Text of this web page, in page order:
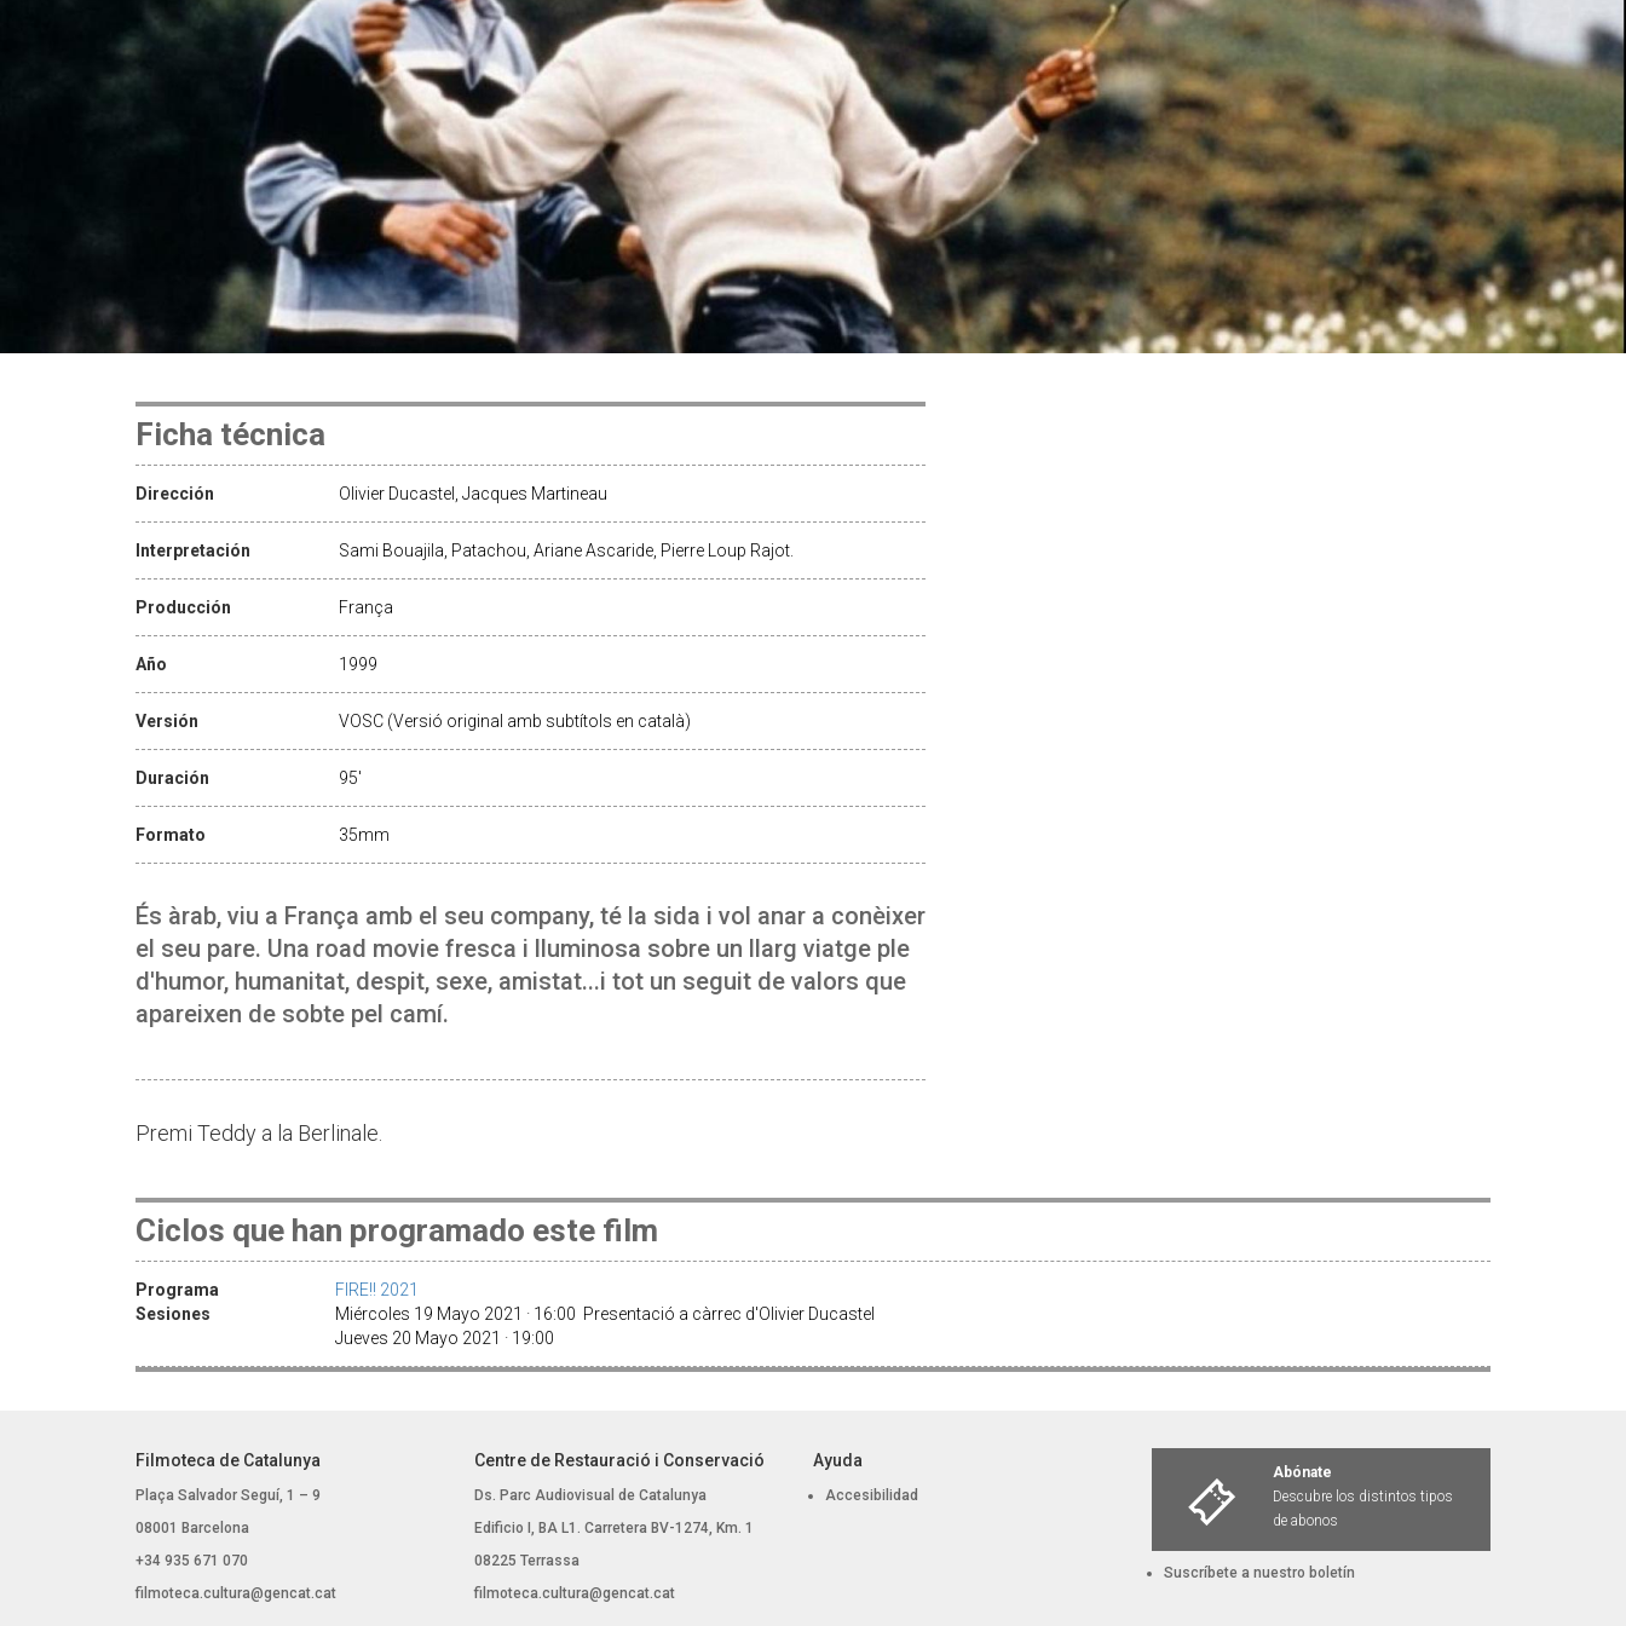
Ficha técnica
Dirección Olivier Ducastel, Jacques Martineau
Interpretación Sami Bouajila, Patachou, Ariane Ascaride, Pierre Loup Rajot.
Producción França
Año 1999
Versión VOSC (Versió original amb subtítols en català)
Duración 95'
Formato 35mm
És àrab, viu a França amb el seu company, té la sida i vol anar a conèixer
el seu pare. Una road movie fresca i lluminosa sobre un llarg viatge ple
d'humor, humanitat, despit, sexe, amistat...i tot un seguit de valors que
apareixen de sobte pel camí.
Premi Teddy a la Berlinale.
Ciclos que han programado este film
Programa
FIRE!! 2021
Sesiones
Miércoles 19 Mayo 2021 · 16:00 Presentació a càrrec d'Olivier Ducastel
Jueves 20 Mayo 2021 · 19:00
Filmoteca de Catalunya
Plaça Salvador Seguí, 1 – 9
08001 Barcelona
+34 935 671 070
filmoteca.cultura@gencat.cat
Centre de Restauració i Conservació
Ds. Parc Audiovisual de Catalunya
Edificio I, BA L1. Carretera BV-1274, Km. 1
08225 Terrassa
filmoteca.cultura@gencat.cat
Ayuda
Accesibilidad
Abónate
Descubre los distintos tipos
de abonos
Suscríbete a nuestro boletín